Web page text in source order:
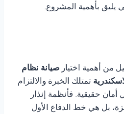
يليق بأهمية المشروع.
من أهمية اختيارصيانة نظام
تمتلك الخبرة والالتزام
حقيقية. فأنظمة إنذار
بل هي خط الدفاع الأول